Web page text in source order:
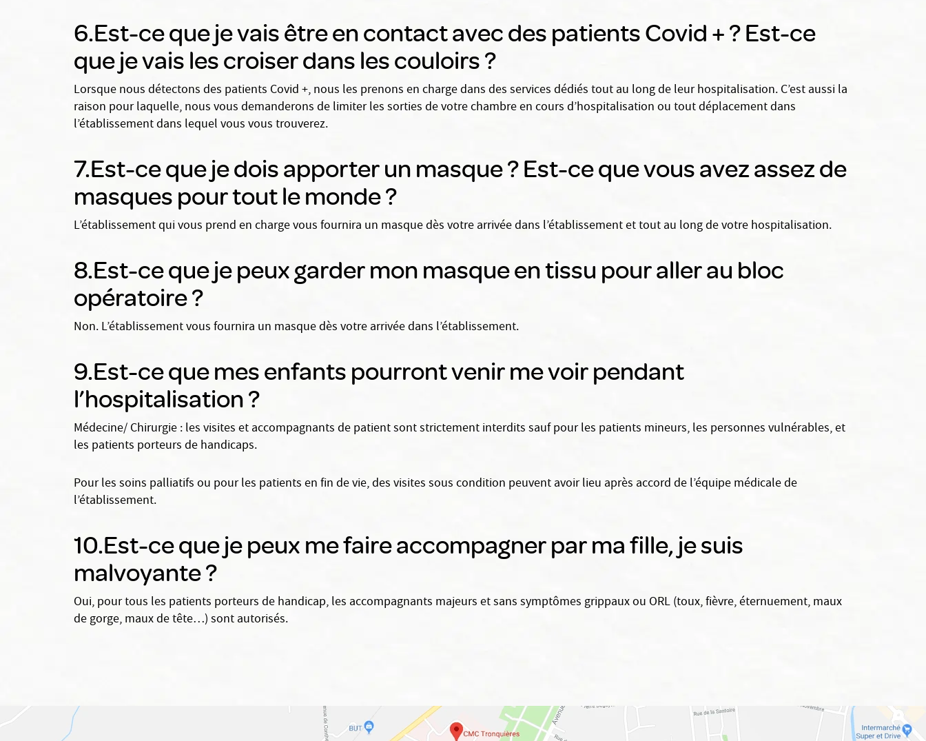
6.Est-ce que je vais être en contact avec des patients Covid + ? Est-ce
que je vais les croiser dans les couloirs ?
Lorsque nous détectons des patients Covid +, nous les prenons en charge dans des services dédiés tout au long de leur hospitalisation. C’est aussi la
raison pour laquelle, nous vous demanderons de limiter les sorties de votre chambre en cours d’hospitalisation ou tout déplacement dans
l’établissement dans lequel vous vous trouverez.
7.Est-ce que je dois apporter un masque ? Est-ce que vous avez assez de
masques pour tout le monde ?
L’établissement qui vous prend en charge vous fournira un masque dès votre arrivée dans l’établissement et tout au long de votre hospitalisation.
8.Est-ce que je peux garder mon masque en tissu pour aller au bloc
opératoire ?
Non. L’établissement vous fournira un masque dès votre arrivée dans l’établissement.
9.Est-ce que mes enfants pourront venir me voir pendant
l’hospitalisation ?
Médecine/ Chirurgie : les visites et accompagnants de patient sont strictement interdits sauf pour les patients mineurs, les personnes vulnérables, et
les patients porteurs de handicaps.
Pour les soins palliatifs ou pour les patients en fin de vie, des visites sous condition peuvent avoir lieu après accord de l’équipe médicale de
l’établissement.
10.Est-ce que je peux me faire accompagner par ma fille, je suis
malvoyante ?
Oui, pour tous les patients porteurs de handicap, les accompagnants majeurs et sans symptômes grippaux ou ORL (toux, fièvre, éternuement, maux
de gorge, maux de tête…) sont autorisés.